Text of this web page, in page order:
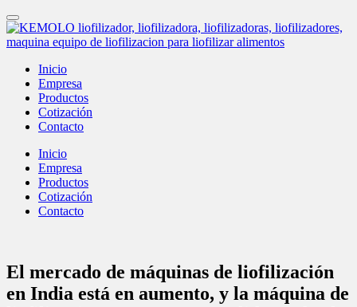
Inicio
Empresa
Productos
Cotización
Contacto
Inicio
Empresa
Productos
Cotización
Contacto
El mercado de máquinas de liofilización
en India está en aumento, y la máquina de